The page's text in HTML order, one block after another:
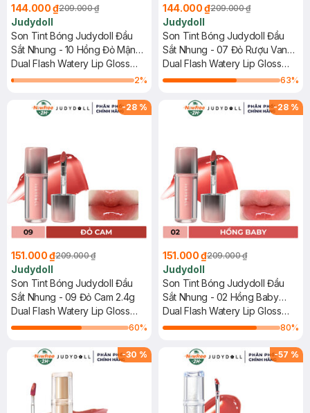
144.000 ₫209.000 ₫
Judydoll
Son Tint Bóng Judydoll Đầu
Sắt Nhung - 10 Hồng Đỏ Mận
2.4g
Dual Flash Watery Lip Gloss
#You And Roses
2%
144.000 ₫209.000 ₫
Judydoll
Son Tint Bóng Judydoll Đầu
Sắt Nhung - 07 Đỏ Rượu Vang
2.4g
Dual Flash Watery Lip Gloss
#Tipsy Red
63%
-28 %
151.000 ₫209.000 ₫
Judydoll
Son Tint Bóng Judydoll Đầu
Sắt Nhung - 09 Đỏ Cam 2.4g
Dual Flash Watery Lip Gloss
#Warm Dates
60%
-28 %
151.000 ₫209.000 ₫
Judydoll
Son Tint Bóng Judydoll Đầu
Sắt Nhung - 02 Hồng Baby
2.4g
Dual Flash Watery Lip Gloss
#Juicy Strawberry
80%
-30 % -57 %